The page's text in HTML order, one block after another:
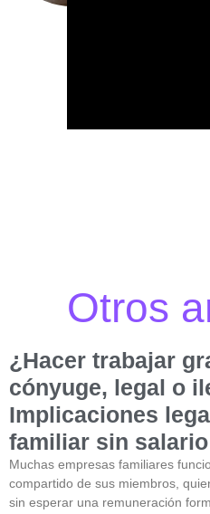
Otros
¿Hacer trabajar
cónyuge, legal o
Implicaciones
familiar sin salario
Muchas empresas familiares
compartido de sus miembros,
sin esperar una remuneración